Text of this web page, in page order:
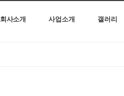
회사소개 사업소개 갤러리